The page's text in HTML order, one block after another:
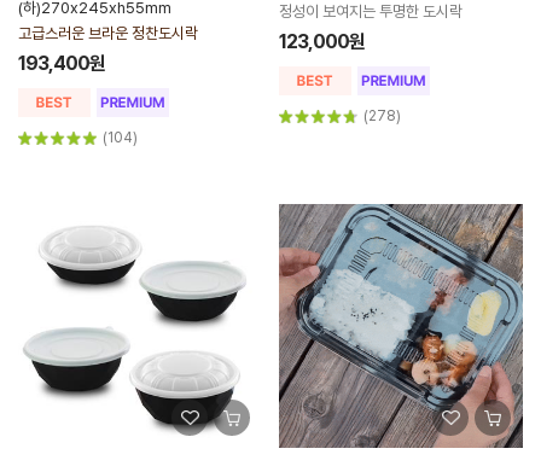
(하)270x245xh55mm
고급스러운 브라운 정찬도시락
193,400원
(104)
정성이 보여지는 투명한 도시락
123,000원
(278)